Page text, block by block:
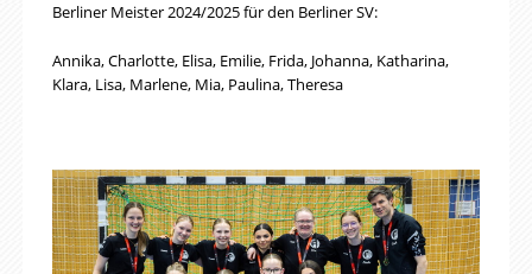
Berliner Meister 2024/2025 für den Berliner SV:
Annika, Charlotte, Elisa, Emilie, Frida, Johanna, Katharina,
Klara, Lisa, Marlene, Mia, Paulina, Theresa